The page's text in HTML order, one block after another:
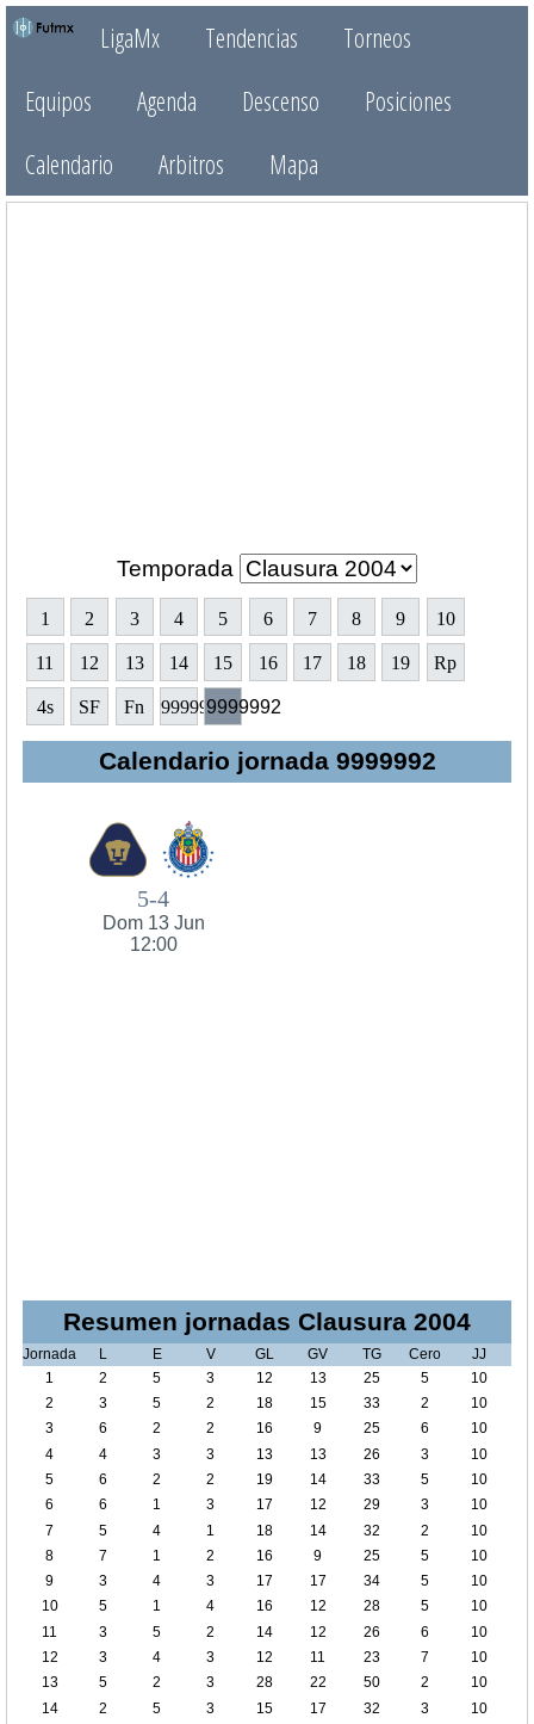
LigaMx Tendencias
Torneos
Equipos
Agenda Descenso
Posiciones
Calendario
Arbitros Mapa
Temporada
1 2 3 4 5 6 7 8 9 10
11 12 13 14 15 16 17 18 19 Rp
4s SF Fn 99999919999992
Calendario jornada 9999992
5-4
Dom 13 Jun
12:00
Resumen jornadas Clausura 2004
Jornada L E V GL GV TG Cero
JJ
1
2 5 3 12 13 25 5
10
2
3 5 2 18 15 33 2
10
3
6 2 2 16 9 25 6
10
4
4 3 3 13 13 26 3
10
5
6 2 2 19 14 33 5
10
6
6 1 3 17 12 29 3
10
7
5 4 1 18 14 32 2
10
8
7 1 2 16 9 25 5
10
9
3 4 3 17 17 34 5
10
10
5 1 4 16 12 28 5
10
11
3 5 2 14 12 26 6
10
12
3 4 3 12 11 23 7
10
13
5 2 3 28 22 50 2
10
14
2 5 3 15 17 32 3
10